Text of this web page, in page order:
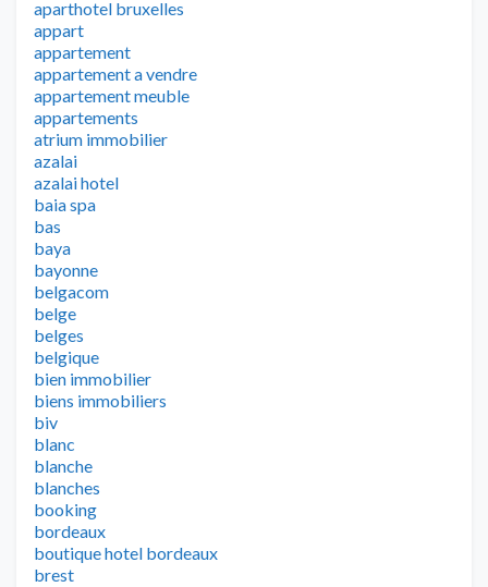
aparthotel bruxelles
appart
appartement
appartement a vendre
appartement meuble
appartements
atrium immobilier
azalai
azalai hotel
baia spa
bas
baya
bayonne
belgacom
belge
belges
belgique
bien immobilier
biens immobiliers
biv
blanc
blanche
blanches
booking
bordeaux
boutique hotel bordeaux
brest